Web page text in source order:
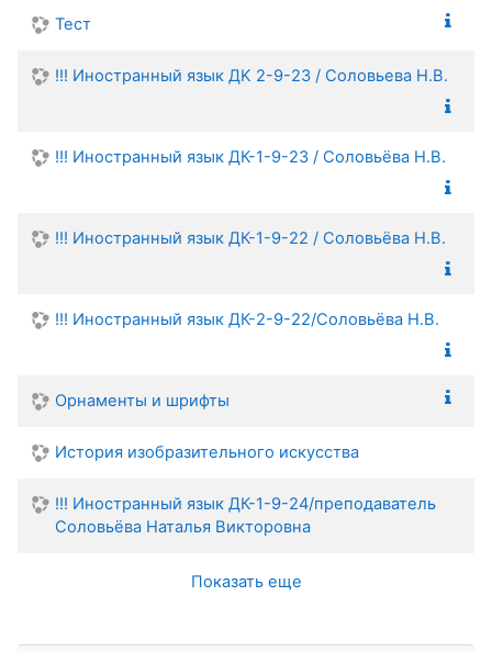
Тест
!!! Иностранный язык ДK 2-9-23 / Соловьева Н.В.
!!! Иностранный язык ДК-1-9-23 / Соловьёва Н.В.
!!! Иностранный язык ДК-1-9-22 / Соловьёва Н.В.
!!! Иностранный язык ДК-2-9-22/Соловьёва Н.В.
Орнаменты и шрифты
История изобразительного искусства
!!! Иностранный язык ДК-1-9-24/преподаватель
Соловьёва Наталья Викторовна
Показать еще